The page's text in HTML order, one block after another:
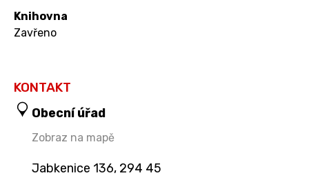
Knihovna
Zavřeno
KONTAKT
Obecní úřad
Zobraz na mapě
Jabkenice 136, 294 45